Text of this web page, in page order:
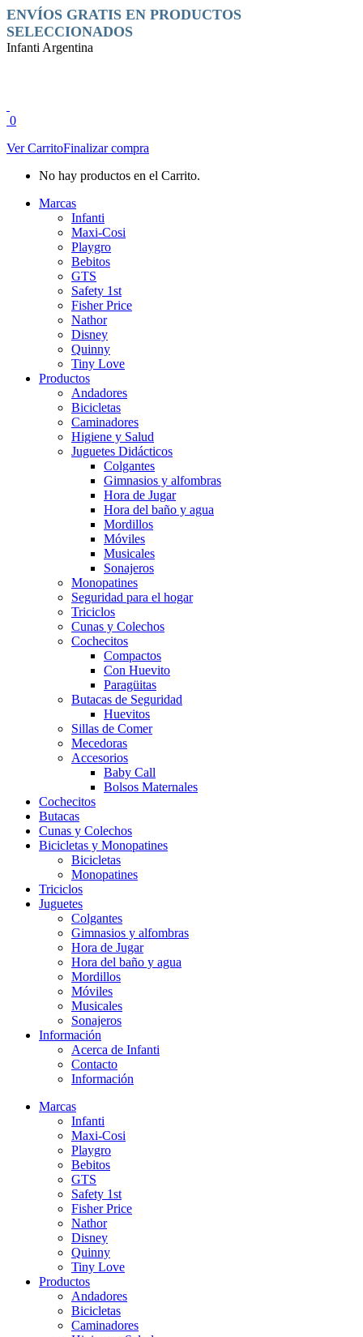
Saltar
al
contenido
Facebook
page
opens
in
Instagram
page
opens
in
ENVÍOS GRATIS EN PRODUCTOS
SELECCIONADOS
Infanti Argentina
0
Ver CarritoFinalizar compra
No hay productos en el Carrito.
Marcas
Infanti
Maxi-Cosi
Playgro
Bebitos
GTS
Safety 1st
Fisher Price
Nathor
Disney
Quinny
Tiny Love
Productos
Andadores
Bicicletas
Caminadores
Higiene y Salud
Juguetes Didácticos
Colgantes
Gimnasios y alfombras
Hora de Jugar
Hora del baño y agua
Mordillos
Móviles
Musicales
Sonajeros
Monopatines
Seguridad para el hogar
Triciclos
Cunas y Colechos
Cochecitos
Compactos
Con Huevito
Paragüitas
Butacas de Seguridad
Huevitos
Sillas de Comer
Mecedoras
Accesorios
Baby Call
Bolsos Maternales
Cochecitos
Butacas
Cunas y Colechos
Bicicletas y Monopatines
Bicicletas
Monopatines
Triciclos
Juguetes
Colgantes
Gimnasios y alfombras
Hora de Jugar
Hora del baño y agua
Mordillos
Móviles
Musicales
Sonajeros
Información
Acerca de Infanti
Contacto
Información
Marcas
Infanti
Maxi-Cosi
Playgro
Bebitos
GTS
Safety 1st
Fisher Price
Nathor
Disney
Quinny
Tiny Love
Productos
Andadores
Bicicletas
Caminadores